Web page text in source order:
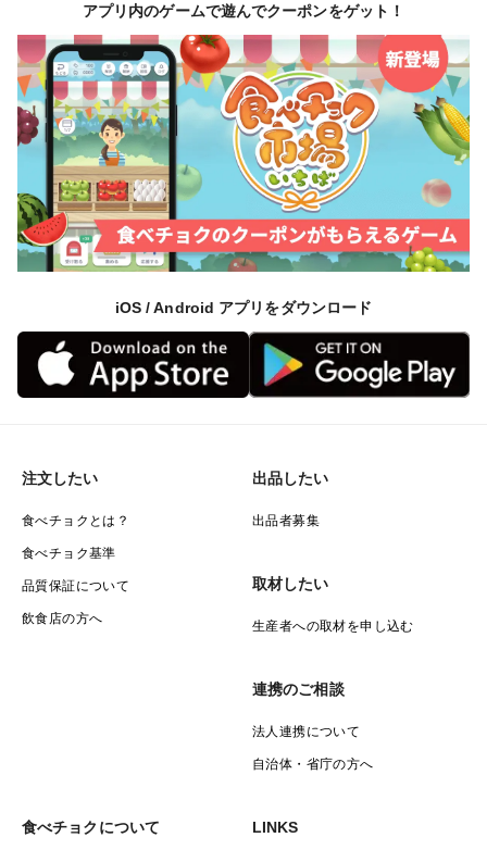
アプリ内のゲームで遊んでクーポンをゲット！
iOS / Android アプリをダウンロード
注文したい
食べチョクとは？
食べチョク基準
品質保証について
飲食店の方へ
出品したい
出品者募集
取材したい
生産者への取材を申し込む
連携のご相談
法人連携について
自治体・省庁の方へ
食べチョクについて LINKS